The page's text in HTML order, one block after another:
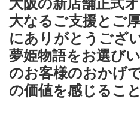
大阪の新店舗正式
大なるご支援とご
にありがとうござ
夢姫物語をお選び
のお客様のおかげ
の価値を感じるこ